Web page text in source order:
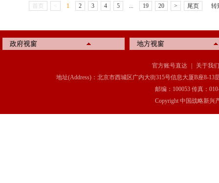
首页 < 1 2 3 4 5 ... 19 20 > 尾页 转
政府视窗 地方视窗
官方账号直达
关于我们
地址(Address)：北京市西城区广内大街315号信息大厦B座8-13
邮编：100053 传真：
Copyright 中国战略新兴